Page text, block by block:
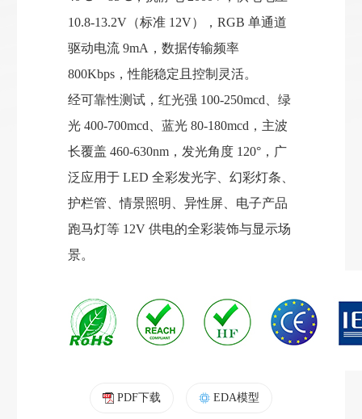
10.8-13.2V（标准 12V），RGB 单通道
驱动电流 9mA，数据传输频率
800Kbps，性能稳定且控制灵活。
经可靠性测试，红光强 100-250mcd、绿
光 400-700mcd、蓝光 80-180mcd，主波
长覆盖 460-630nm，发光角度 120°，广
泛应用于 LED 全彩发光字、幻彩灯条、
护栏管、情景照明、异性屏、电子产品
跑马灯等 12V 供电的全彩装饰与显示场
景。
PDF下载 EDA模型